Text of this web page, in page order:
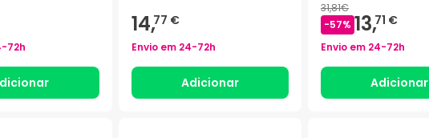
72h
14,77 €
Envio em 24-72h
Adicionar
31,81€
-57% 13,71 €
Envio em 24-72h
Adicionar